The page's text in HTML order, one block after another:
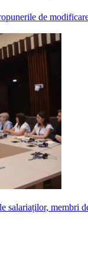
de
salariaților, membri